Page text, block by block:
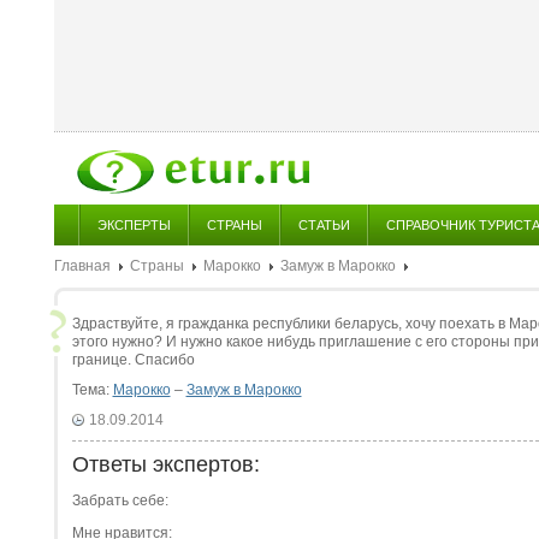
ЭКСПЕРТЫ СТРАНЫ СТАТЬИ СПРАВОЧНИК ТУРИСТА
Главная Страны Марокко Замуж в Марокко
Здраствуйте, я гражданка республики беларусь, хочу поехать в
этого нужно? И нужно какое нибудь приглашение с его стороны
границе. Спасибо
Тема: Марокко– Замуж в Марокко
18.09.2014
Ответы экспертов:
Забрать себе:
Мне нравится: